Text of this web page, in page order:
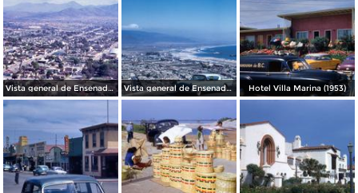
Vista general de Ensenada (1963) Vista general de Ensenada (1960) Hotel Villa Marina (1953)